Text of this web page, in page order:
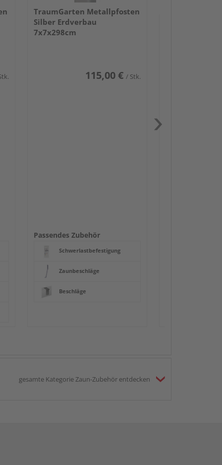
TraumGarten Metallpfosten
Silber Erdverbau
7x7x298cm
115,00 € / Stk.
Passendes Zubehör
Schwerlastbefestigung
Zaunbeschläge
Beschläge
gesamte Kategorie Zaun-Zubehör entdecken